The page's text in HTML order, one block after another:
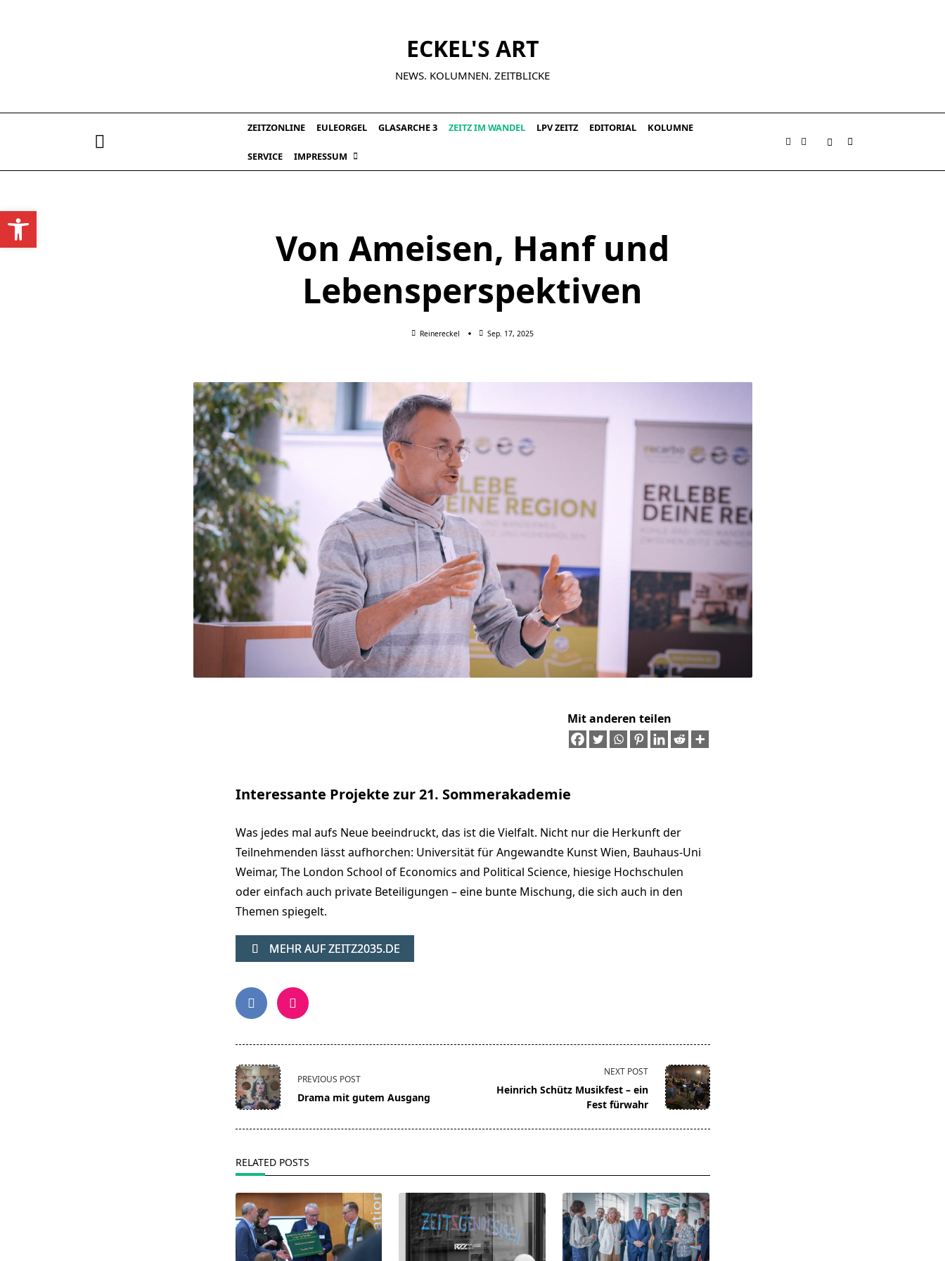
Werkzeugleiste öffnen
ECKEL'S ART
NEWS. KOLUMNEN. ZEITBLICKE
ZEITZONLINE EULEORGEL GLASARCHE 3 ZEITZ IM WANDEL LPV ZEITZ EDITORIAL KOLUMNE
SERVICE IMPRESSUM
Von Ameisen, Hanf und
Lebensperspektiven
Reinereckel Sep. 17, 2025
Mit anderen teilen
Interessante Projekte zur 21. Sommerakademie
Was jedes mal aufs Neue beeindruckt, das ist die Vielfalt. Nicht nur die Herkunft der
Teilnehmenden lässt aufhorchen: Universität für Angewandte Kunst Wien, Bauhaus-Uni
Weimar, The London School of Economics and Political Science, hiesige Hochschulen
oder einfach auch private Beteiligungen – eine bunte Mischung, die sich auch in den
Themen spiegelt.
MEHR AUF ZEITZ2035.DE
<span
class="nav-
subtitle
PREVIOUS POST
Drama mit gutem Ausgang
NEXT POST
Heinrich Schütz Musikfest – ein
Fest fürwahr
RELATED POSTS